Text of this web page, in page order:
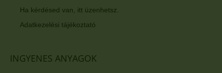
Ha kérdésed van, itt üzenhetsz.
Adatkezelési tájékoztató
INGYENES ANYAGOK